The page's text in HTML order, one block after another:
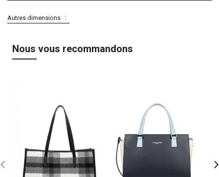
Autres dimensions
Nous vous recommandons